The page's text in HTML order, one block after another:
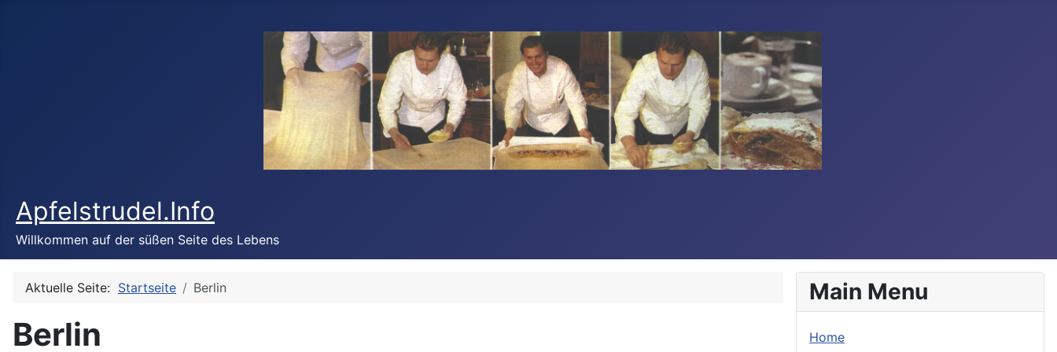
Apfelstrudel.Info
Willkommen auf der süßen Seite des Lebens
Aktuelle Seite: Startseite Berlin
Berlin
Main Menu
Home